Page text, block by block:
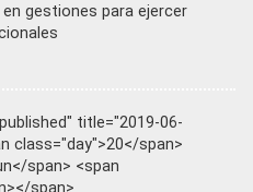
en gestiones para ejercer
title="2019-06-
class="day">20</span>
span> <span
span>